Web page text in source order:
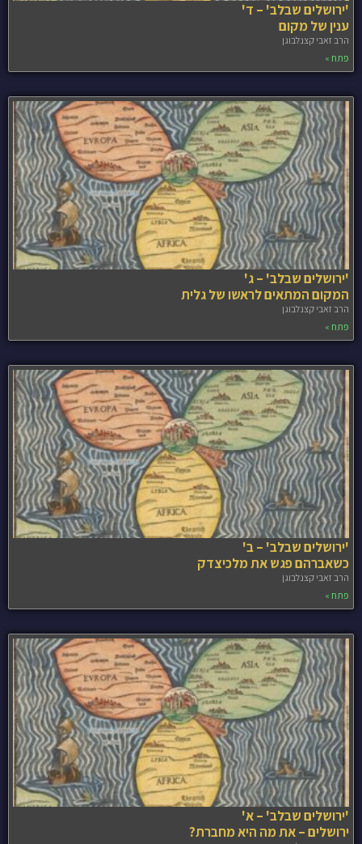
'ירושלים שבלב' – ד'
ענין של מקום
הרב זאבי קצנלבוגן
פתח »
'ירושלים שבלב' – ג'
המקום המתאים לראשו של גלית
הרב זאבי קצנלבוגן
פתח »
'ירושלים שבלב' – ב'
כשאברהם פגש את מלכיצדק
הרב זאבי קצנלבוגן
פתח »
'ירושלים שבלב' – א'
ירושלים – את מה היא מחברת?